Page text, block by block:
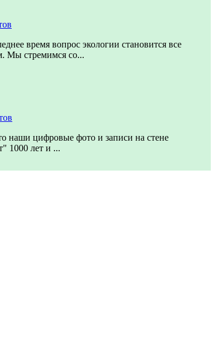
время вопрос экологии становится все
Мы стремимся со...
наши цифровые фото и записи на стене
1000 лет и ...